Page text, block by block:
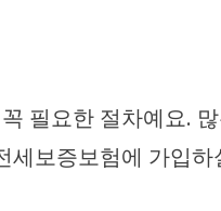
필요한 절차예요.
세보증보험에 가입